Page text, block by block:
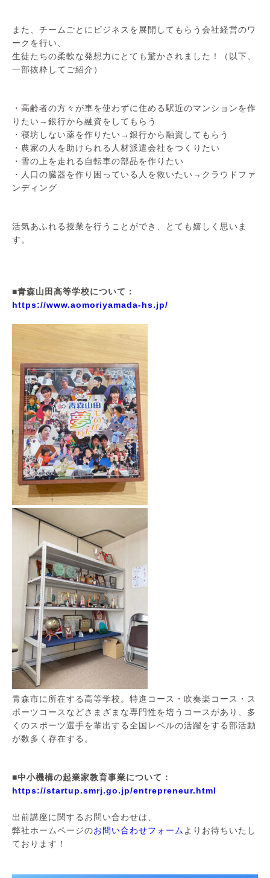
また、チームごとにビジネスを展開してもらう会社経営のワ
ークを行い、
生徒たちの柔軟な発想力にとても驚かされました！（以下、
一部抜粋してご紹介）
・高齢者の方々が車を使わずに住める駅近のマンションを作
りたい→銀行から融資をしてもらう
・寝坊しない薬を作りたい→銀行から融資してもらう
・農家の人を助けられる人材派遣会社をつくりたい
・雪の上を走れる自転車の部品を作りたい
・人口の臓器を作り困っている人を救いたい→クラウドファ
ンディング
活気あふれる授業を行うことができ、とても嬉しく思いま
す。
■青森山田高等学校について：
https://www.aomoriyamada-hs.jp/
青森市に所在する高等学校。特進コース・吹奏楽コース・ス
ポーツコースなどさまざまな専門性を培うコースがあり、多
くのスポーツ選手を輩出する全国レベルの活躍をする部活動
が数多く存在する。
■中小機構の起業家教育事業について：
https://startup.smrj.go.jp/entrepreneur.html
出前講座に関するお問い合わせは、
弊社ホームページのお問い合わせフォーム よりお待ちいたし
ております！